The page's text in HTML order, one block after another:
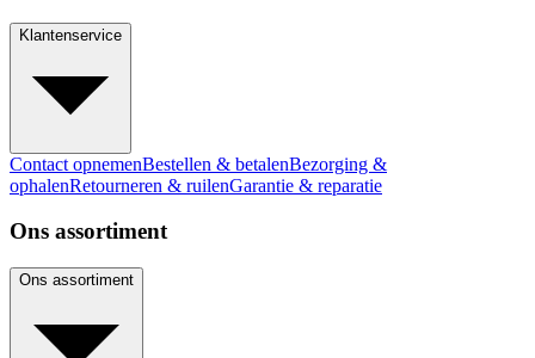
Klantenservice
Contact opnemenBestellen & betalenBezorging &
ophalenRetourneren & ruilenGarantie & reparatie
Ons assortiment
Ons assortiment